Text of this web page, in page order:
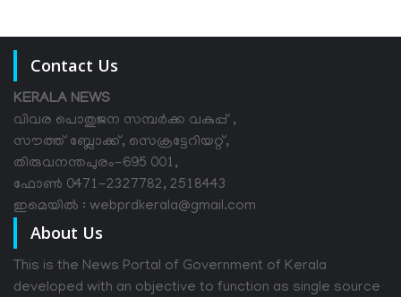
Contact Us
KERALA NEWS
വിവര പൊതുജന സമ്പര്‍ക്ക വകുപ്പ് ,
സൗത്ത് ബ്ലോക്ക്, സെക്രട്ടേറിയറ്റ്,
തിരുവനന്തപുരം-695 001,
ഫോൺ 0471-2327782, 2518443
ഇമെയിൽ : webprdkerala@gmail.com
About Us
This is the News Portal of Government of Kerala
developed with an objective to function as single source